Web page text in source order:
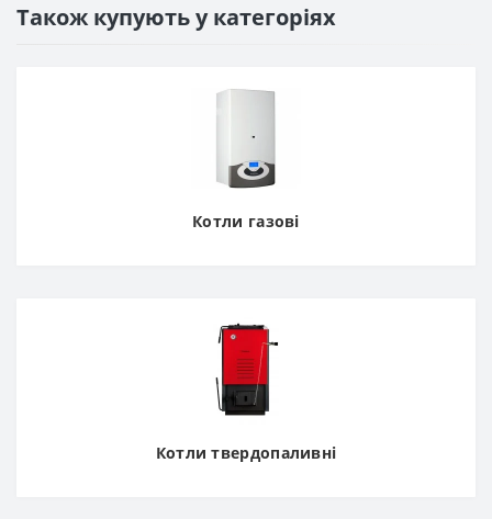
Також купують у категоріях
Котли газові
Котли твердопаливні